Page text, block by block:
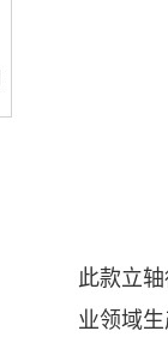
此款立轴
业领域